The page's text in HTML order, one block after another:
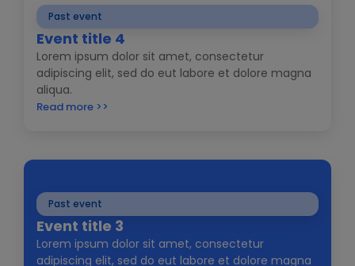
Past event
Event title 4
Lorem ipsum dolor sit amet, consectetur
adipiscing elit, sed do eut labore et dolore magna
aliqua.
Read more >>
Past event
Event title 3
Lorem ipsum dolor sit amet, consectetur
adipiscing elit, sed do eut labore et dolore magna